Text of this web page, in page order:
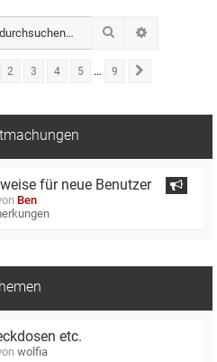
Suche
von 9
2 3 4 5 … 9
für neue Benutzer
Ben
etc.
wolfia